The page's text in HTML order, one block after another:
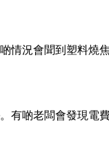
情況會聞到塑料燒
。有啲老闆會發現電